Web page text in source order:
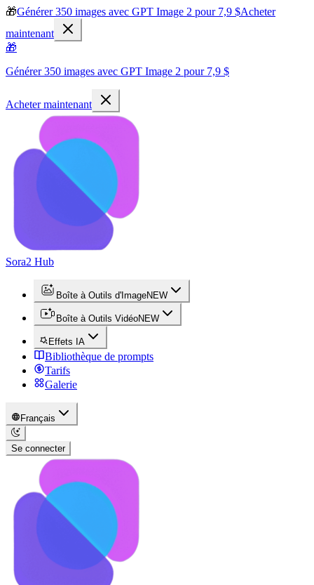
🎁Générer 350 images avec GPT Image 2 pour 7,9 $Acheter
maintenant
🎁
Générer 350 images avec GPT Image 2 pour 7,9 $
Acheter maintenant
Sora2 Hub
Boîte à Outils d'ImageNEW
Boîte à Outils VidéoNEW
Effets IA
Bibliothèque de prompts
Tarifs
Galerie
Français
Se connecter